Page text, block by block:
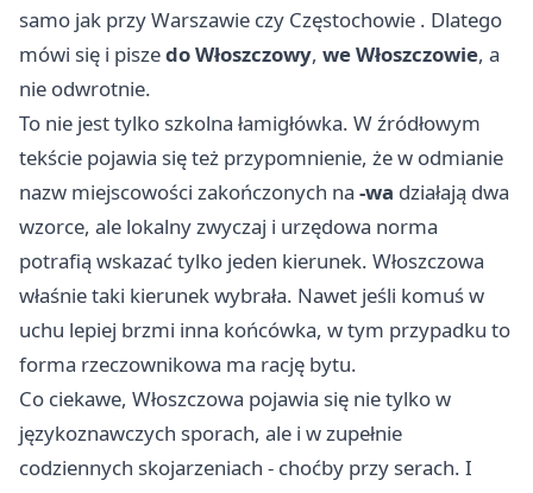
samo jak przyWarszawie czy Częstochowie . Dlatego
mówi się i piszedo Włoszczowy, we Włoszczowie, a
nie odwrotnie.
To nie jest tylko szkolna łamigłówka. W źródłowym
tekście pojawia się też przypomnienie, że w odmianie
nazw miejscowości zakończonych na -wa działają dwa
wzorce, ale lokalny zwyczaj i urzędowa norma
potrafią wskazać tylko jeden kierunek. Włoszczowa
właśnie taki kierunek wybrała. Nawet jeśli komuś w
uchu lepiej brzmi inna końcówka, w tym przypadku to
forma rzeczownikowa ma rację bytu.
Co ciekawe, Włoszczowa pojawia się nie tylko w
językoznawczych sporach, ale i w zupełnie
codziennych skojarzeniach - choćby przy serach. I